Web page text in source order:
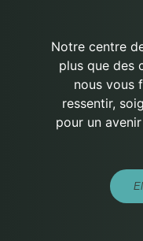
Notre centre
plus que des
nous vous
ressentir,
pour un